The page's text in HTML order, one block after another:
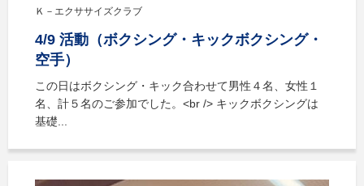
Ｋ－エクササイズクラブ
4/9 活動（ボクシング・キックボクシング・
空手）
この日はボクシング・キック合わせて男性４名、女性１
名、計５名のご参加でした。<br /> キックボクシングは
基礎...